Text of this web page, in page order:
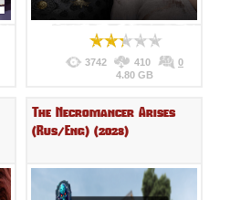
3742 410
0
4.80 GB
The Necromancer Arises
(Rus/Eng) (2023)